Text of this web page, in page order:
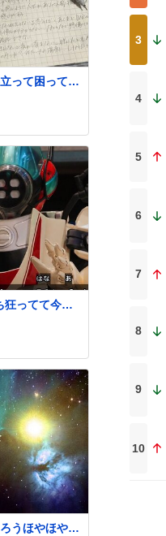
って困ってる
くなってす
狂ってて今こ
うほやほや赤
3
4
5
6
7
8
9
10